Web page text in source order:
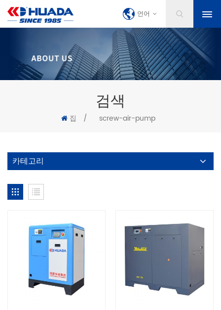
언어
검색
집 / screw-air-pump
카테고리